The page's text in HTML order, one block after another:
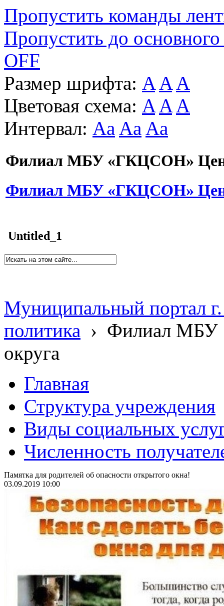
Пропустить команды
Пропустить до основного
OFF
Размер шрифта: A A A
Цветовая схема: A A A
Интервал: Aa Aa Aa
Филиал МБУ «ГКЦСОН»
Филиал МБУ «ГКЦСОН»
Untitled_1
Муниципальный портал
политика › Филиал МБУ
округа
Главная
Структура учреждения
Виды социальных
Численность
Памятка для родителей об опасности открытого окна!
03.09.2019 10:00